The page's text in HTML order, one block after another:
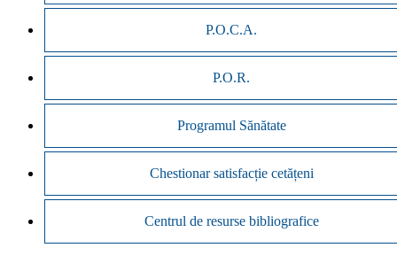
P.O.C.A.
P.O.R.
Programul Sănătate
Chestionar satisfacție cetățeni
Centrul de resurse bibliografice